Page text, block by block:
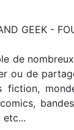
GEEK -
de
ou de
etc...